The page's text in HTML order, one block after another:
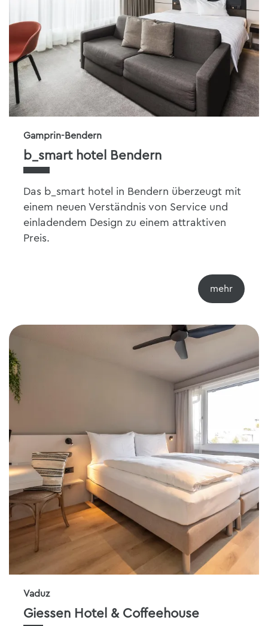
Gamprin-Bendern
b_smart hotel Bendern
Das b_smart hotel in Bendern überzeugt mit
einem neuen Verständnis von Service und
einladendem Design zu einem attraktiven
Preis.
Vaduz
Giessen Hotel & Coffeehouse